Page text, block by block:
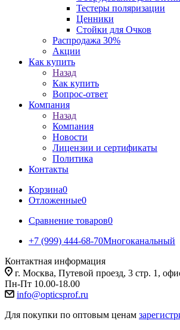
Тестеры поляризации
Ценники
Стойки для Очков
Распродажа 30%
Акции
Как купить
Назад
Как купить
Вопрос-ответ
Компания
Назад
Компания
Новости
Лицензии и сертификаты
Политика
Контакты
Корзина0
Отложенные0
Сравнение товаров0
+7 (999) 444-68-70Многоканальный
Контактная информация
г. Москва, Путевой проезд, 3 стр. 1,
Пн-Пт 10.00-18.00
info@opticsprof.ru
Для покупки по оптовым ценам